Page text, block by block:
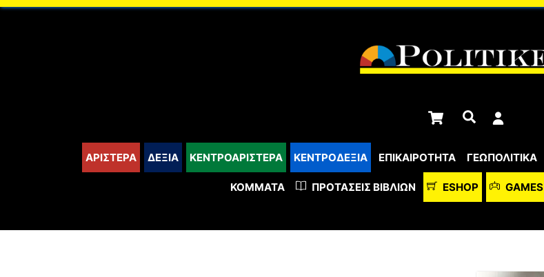
content
Cart Αναζήτηση
ΑΡΙΣΤΕΡΑ ΔΕΞΙΑ ΚΕΝΤΡΟΑΡΙΣΤΕΡΑ ΚΕΝΤΡΟΔΕΞΙΑ ΕΠΙΚΑΙΡΟΤΗΤΑ ΓΕΩΠΟΛΙΤΙΚΑ
ΚΌΜΜΑΤΑ ΠΡΟΤΆΣΕΙΣ ΒΙΒΛΊΩΝ ESHOP GAMES